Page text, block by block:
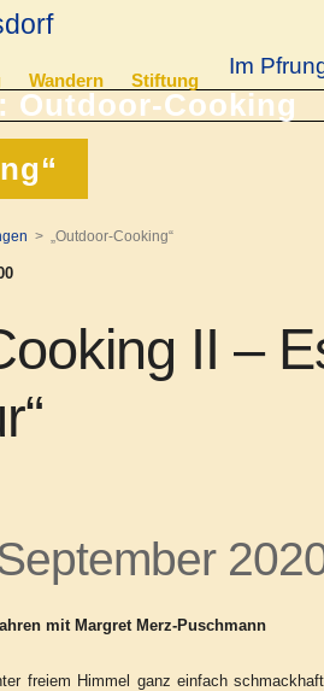
Im
Wandern Stiftung
„Outdoor-Cooking“
II –
mit Margret Merz-Puschmann
freiem Himmel ganz einfach